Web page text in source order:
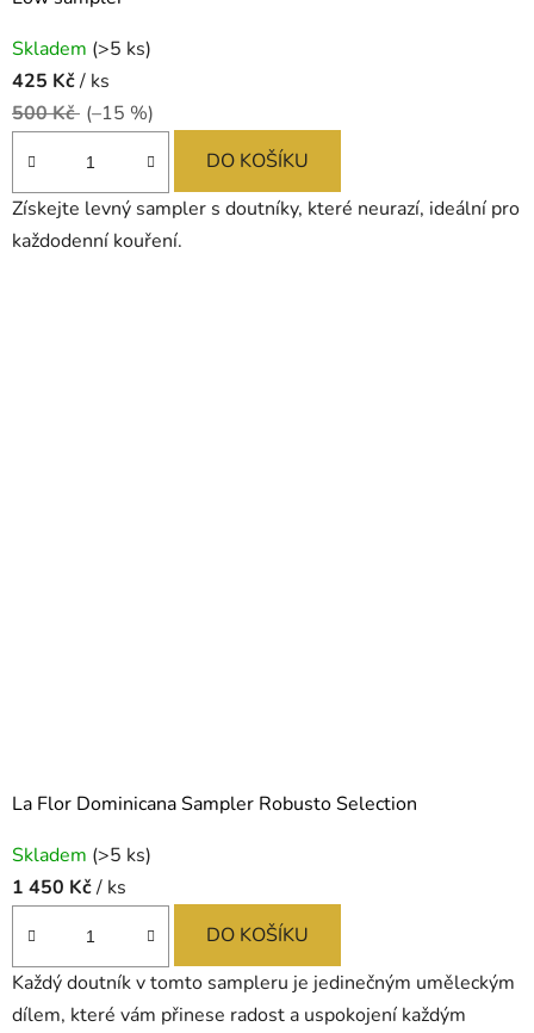
hodnocení
produktu
je
5,0
z
5
hvězdiček.
Skladem (>5 ks)
425 Kč/ ks
500 Kč (–15 %)
DO KOŠÍKU
Získejte levný sampler s doutníky, které neurazí, ideální pro
každodenní kouření.
La Flor Dominicana Sampler Robusto Selection
Skladem (>5 ks)
1 450 Kč/ ks
DO KOŠÍKU
Každý doutník v tomto sampleru je jedinečným uměleckým
dílem, které vám přinese radost a uspokojení každým